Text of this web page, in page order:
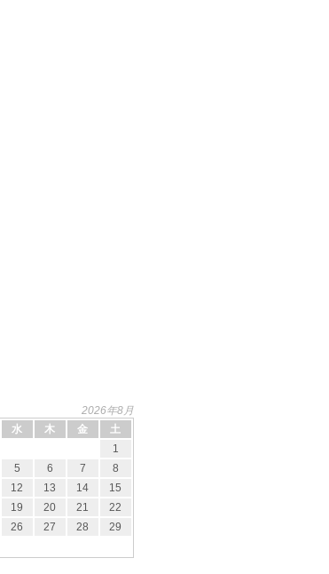
2026年8月
水 木 金
土
1
5 6 7
8
12 13 14
15
19 20 21
22
26 27 28
29